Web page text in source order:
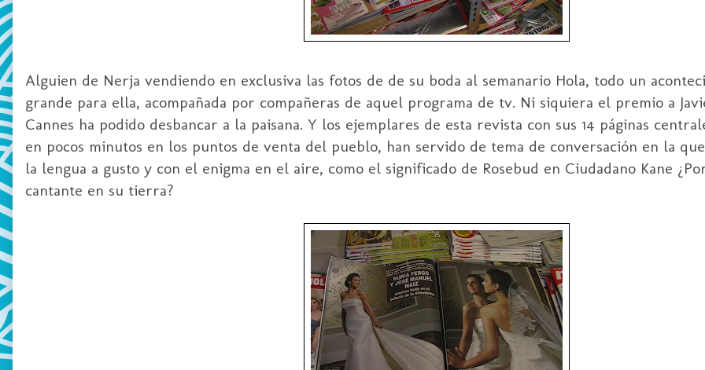
Alguien de Nerja vendiendo en exclusiva las fotos de de su boda al semanario Hola, todo un
grande para ella, acompañada por compañeras de aquel programa de tv. Ni siquiera el premio a
Cannes ha podido desbancar a la paisana. Y los ejemplares de esta revista con sus 14 páginas
en pocos minutos en los puntos de venta del pueblo, han servido de tema de conversación en la
la lengua a gusto y con el enigma en el aire, como el significado de Rosebud en Ciudadano Kane
cantante en su tierra?